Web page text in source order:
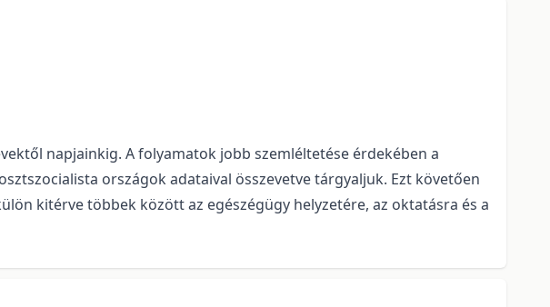
napjainkig. A folyamatok jobb szemléltetése érdekében a
országok adataival összevetve tárgyaljuk. Ezt követően
kitérve többek között az egészégügy helyzetére, az oktatásra és a